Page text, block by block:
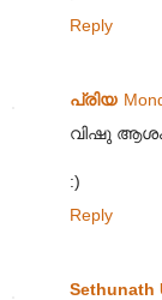
Reply
പ്രിയ
വിഷു
:)
Reply
Sethunath